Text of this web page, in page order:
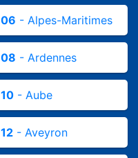
06 - Alpes-Maritimes
08 - Ardennes
10 - Aube
12 - Aveyron